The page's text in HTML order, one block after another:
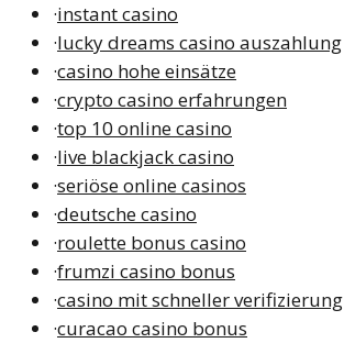
·instant casino
·lucky dreams casino auszahlung
·casino hohe einsätze
·crypto casino erfahrungen
·top 10 online casino
·live blackjack casino
·seriöse online casinos
·deutsche casino
·roulette bonus casino
·frumzi casino bonus
·casino mit schneller verifizierung
·curacao casino bonus